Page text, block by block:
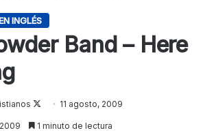
INGLÉS
Band – Here
Follow
on
11 agosto, 2009
1 minuto de lectura